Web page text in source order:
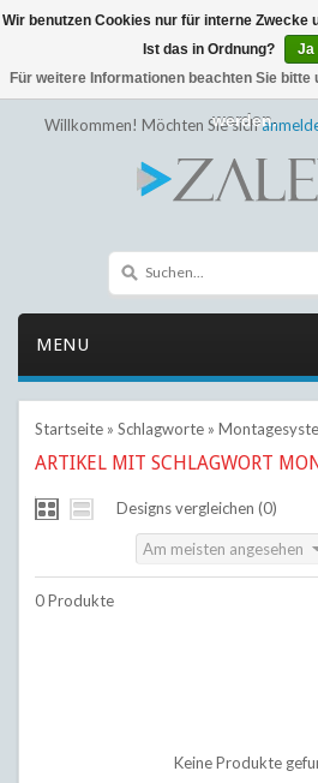
Willkommen! Möchten Sie sich
MENU
Startseite» Schlagworte»
ARTIKEL MIT SCHLAGWORT
Designs vergleichen (0)
Am meisten angesehen
0 Produkte
Keine Produkte
Wir benutzen Cookies nur für interne Zwecke
Ist das in Ordnung?
Ja
Für weitere Informationen beachten Sie
← Zurück zum BackofficeDieser
Eventuell können nicht alle
werden.